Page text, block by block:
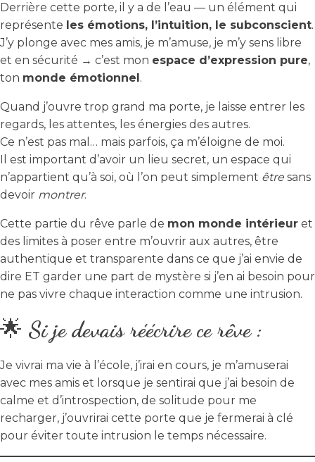
Derrière cette porte, il y a de l’eau — un élément qui
représente les émotions, l’intuition, le subconscient.
J’y plonge avec mes amis, je m’amuse, je m’y sens libre
et en sécurité → c’est mon espace d’expression pure,
ton monde émotionnel.
Quand j’ouvre trop grand ma porte, je laisse entrer les
regards, les attentes, les énergies des autres.
Ce n’est pas mal… mais parfois, ça m’éloigne de moi.
Il est important d’avoir un lieu secret, un espace qui
n’appartient qu’à soi, où l’on peut simplement être sans
devoir montrer.
Cette partie du rêve parle de mon monde intérieur et
des limites à poser entre m’ouvrir aux autres, être
authentique et transparente dans ce que j’ai envie de
dire ET garder une part de mystère si j’en ai besoin pour
ne pas vivre chaque interaction comme une intrusion.
🌟 Si je devais réécrire ce rêve :
Je vivrai ma vie à l’école, j’irai en cours, je m’amuserai
avec mes amis et lorsque je sentirai que j’ai besoin de
calme et d’introspection, de solitude pour me
recharger, j’ouvrirai cette porte que je fermerai à clé
pour éviter toute intrusion le temps nécessaire.